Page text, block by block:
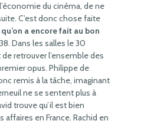
du cinéma, de ne
C’est donc chose faite
qu’on a encore fait au bon
Dans les salles le 30
retrouver l’ensemble des
opus. Philippe de
remis à la tâche, imaginant
ne se sentent plus à
trouve qu’il est bien
affaires en France. Rachid en